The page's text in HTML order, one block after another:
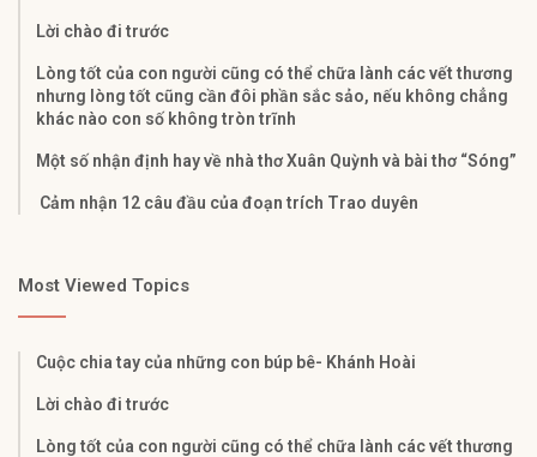
Lời chào đi trước
Lòng tốt của con người cũng có thể chữa lành các vết thương
nhưng lòng tốt cũng cần đôi phần sắc sảo, nếu không chẳng
khác nào con số không tròn trĩnh
Một số nhận định hay về nhà thơ Xuân Quỳnh và bài thơ “Sóng”
Cảm nhận 12 câu đầu của đoạn trích Trao duyên
Most Viewed Topics
Cuộc chia tay của những con búp bê- Khánh Hoài
Lời chào đi trước
Lòng tốt của con người cũng có thể chữa lành các vết thương